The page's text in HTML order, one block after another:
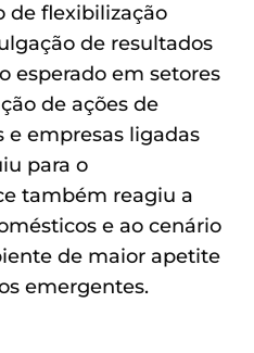
de flexibilização
de resultados
esperado em setores
de ações de
e empresas ligadas
para o
também reagiu a
e ao cenário
de maior apetite
emergentes.